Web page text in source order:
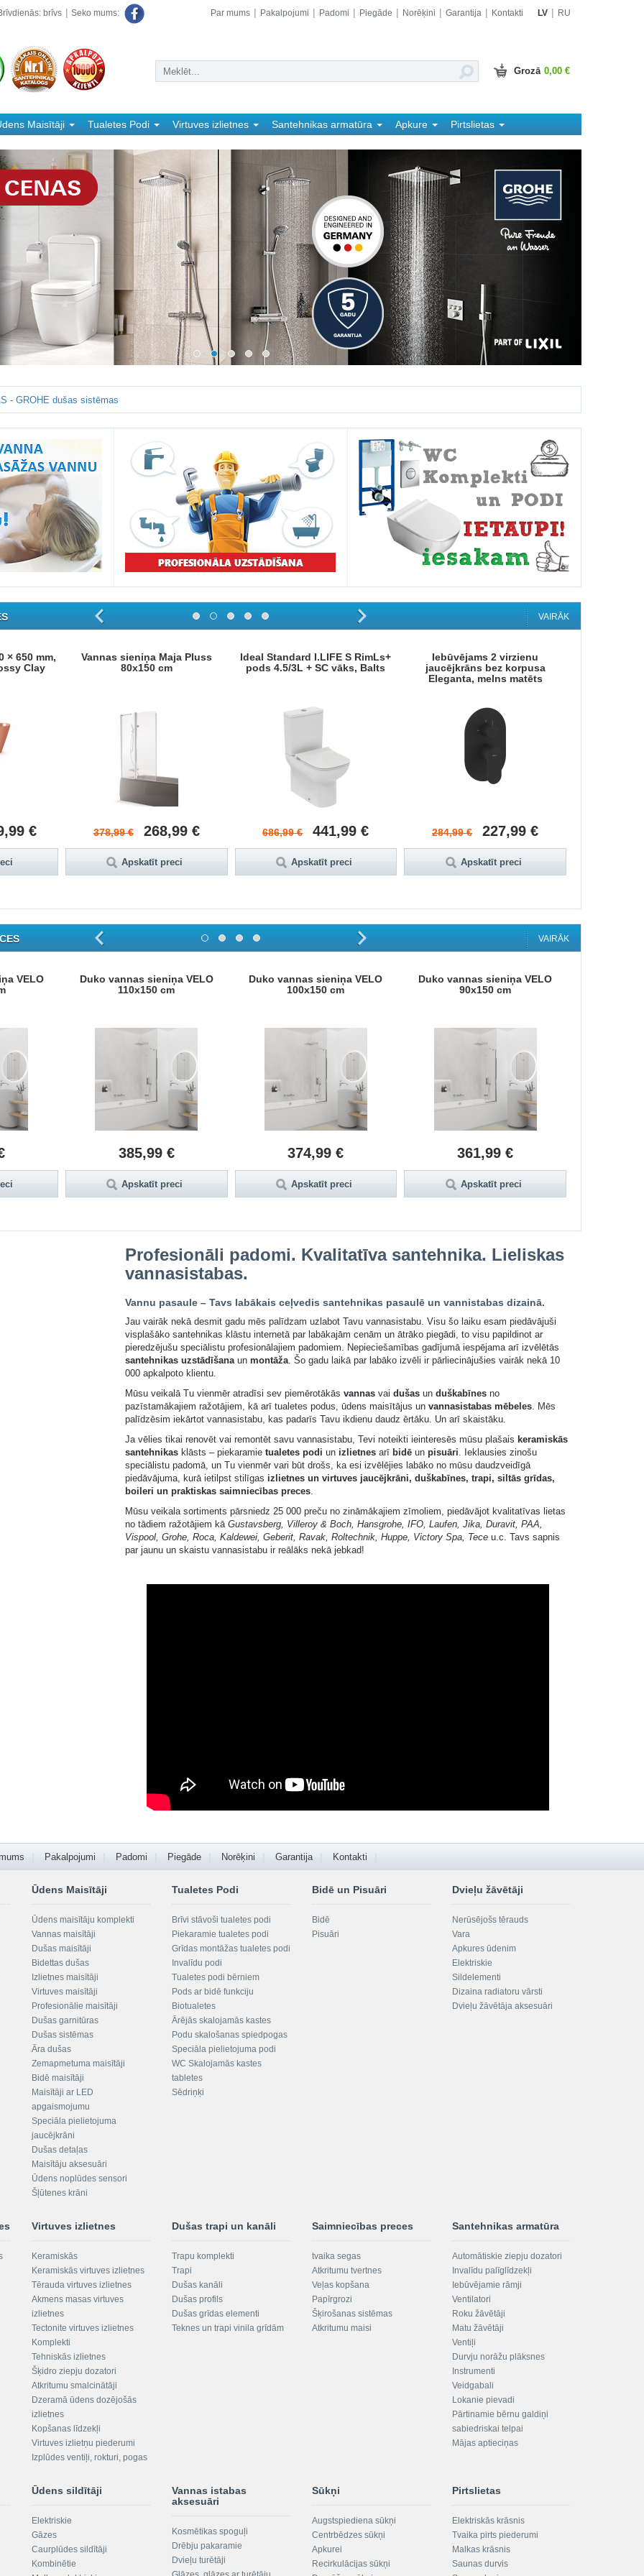
brīvs
Seko mums: Par mums Pakalpojumi Padomi Piegāde Norēķini Garantija Kontakti LV RU
Grozā 0,00 €
Maisītāji Tualetes Podi Virtuves izlietnes Santehnikas armatūra Apkure
Pirtslietas
- GROHE dušas sistēmas
VAIRĀK
× 650 mm,
Clay
€
Vannas sieniņa Maja Pluss
80x150 cm
378,99 € 268,99 €
Apskatīt preci
Ideal Standard I.LIFE S RimLs+
pods 4.5/3L + SC vāks, Balts
686,99 € 441,99 €
Apskatīt preci
Iebūvējams 2 virzienu
jaucējkrāns bez korpusa
Eleganta, melns matēts
284,99 € 227,99 €
Apskatīt preci
VAIRĀK
VELO
Duko vannas sieniņa VELO
110x150 cm
385,99 €
Apskatīt preci
Duko vannas sieniņa VELO
100x150 cm
374,99 €
Apskatīt preci
Duko vannas sieniņa VELO
90x150 cm
361,99 €
Apskatīt preci
Profesionāli padomi. Kvalitatīva santehnika. Lieliskas
vannasistabas.
Vannu pasaule – Tavs labākais ceļvedis santehnikas pasaulē un vannistabas dizainā.
Jau vairāk nekā desmit gadu mēs palīdzam uzlabot Tavu vannasistabu. Visu šo laiku esam piedāvājuši
visplašāko santehnikas klāstu internetā par labākajām cenām un ātrāko piegādi, to visu papildinot ar
pieredzējušu speciālistu profesionālajiem padomiem. Nepieciešamības gadījumā iespējama arī izvēlētās
santehnikas uzstādīšanaun montāža. Šo gadu laikā par labāko izvēli ir pārliecinājušies vairāk nekā 10
000 apkalpoto klientu.
Mūsu veikalā Tu vienmēr atradīsi sev piemērotākās vannasvai dušasun duškabīnesno
pazīstamākajiem ražotājiem, kā arī tualetes podus, ūdens maisītājus un vannasistabas mēbeles. Mēs
palīdzēsim iekārtot vannasistabu, kas padarīs Tavu ikdienu daudz ērtāku. Un arī skaistāku.
Ja vēlies tikai renovēt vai remontēt savu vannasistabu, Tevi noteikti ieinteresēs mūsu plašais keramiskās
santehnikas klāsts – piekaramie tualetes podi un izlietnesarī bidēun pisuāri. Ieklausies zinošu
speciālistu padomā, un Tu vienmēr vari būt drošs, ka esi izvēlējies labāko no mūsu daudzveidīgā
piedāvājuma, kurā ietilpst stilīgas izlietnes un virtuves jaucējkrāni, duškabīnes, trapi, siltās grīdas,
boileri un praktiskas saimniecības preces.
Mūsu veikala sortiments pārsniedz 25 000 preču no zināmākajiem zīmoliem, piedāvājot kvalitatīvas lietas
no tādiem ražotājiem kā Gustavsberg, Villeroy & Boch, Hansgrohe, IFO, Laufen, Jika, Duravit, PAA,
Vispool, Grohe, Roca, Kaldewei, Geberit, Ravak, Roltechnik, Huppe, Victory Spa, Teceu.c. Tavs sapnis
par jaunu un skaistu vannasistabu ir reālāks nekā jebkad!
Pakalpojumi Padomi Piegāde Norēķini Garantija Kontakti
Ūdens Maisītāji
Ūdens maisītāju komplekti
Vannas maisītāji
Dušas maisītāji
Bidettas dušas
Izlietnes maisītāji
Virtuves maisītāji
Profesionālie maisītāji
Dušas garnitūras
Dušas sistēmas
Āra dušas
Zemapmetuma maisītāji
Bidē maisītāji
Maisītāji ar LED
apgaismojumu
Speciāla pielietojuma
jaucējkrāni
Dušas detaļas
Maisītāju aksesuāri
Ūdens noplūdes sensori
Šļūtenes krāni
Tualetes Podi
Brīvi stāvoši tualetes podi
Piekaramie tualetes podi
Grīdas montāžas tualetes podi
Invalīdu podi
Tualetes podi bērniem
Pods ar bidē funkciju
Biotualetes
Ārējās skalojamās kastes
Podu skalošanas spiedpogas
Speciāla pielietojuma podi
WC Skalojamās kastes
tabletes
Sēdriņķi
Bidē un Pisuāri
Bidē
Pisuāri
Dvieļu žāvētāji
Nerūsējošs tērauds
Vara
Apkures ūdenim
Elektriskie
Sildelementi
Dizaina radiatoru vārsti
Dvieļu žāvētāja aksesuāri
Virtuves izlietnes
Keramiskās
Keramiskās virtuves izlietnes
Tērauda virtuves izlietnes
Akmens masas virtuves
izlietnes
Tectonite virtuves izlietnes
Komplekti
Tehniskās izlietnes
Šķidro ziepju dozatori
Atkritumu smalcinātāji
Dzeramā ūdens dozējošās
izlietnes
Kopšanas līdzekļi
Virtuves izlietņu piederumi
Izplūdes ventiļi, rokturi, pogas
Dušas trapi un kanāli
Trapu komplekti
Trapi
Dušas kanāli
Dušas profils
Dušas grīdas elementi
Teknes un trapi vinila grīdām
Saimniecības preces
tvaika segas
Atkritumu tvertnes
Veļas kopšana
Papīrgrozi
Šķirošanas sistēmas
Atkritumu maisi
Santehnikas armatūra
Automātiskie ziepju dozatori
Invalīdu palīglīdzekļi
Iebūvējamie rāmji
Ventilatori
Roku žāvētāji
Matu žāvētāji
Ventiļi
Durvju norāžu plāksnes
Instrumenti
Veidgabali
Lokanie pievadi
Pārtinamie bērnu galdiņi
sabiedriskai telpai
Mājas aptieciņas
Ūdens sildītāji
Elektriskie
Gāzes
Caurplūdes sildītāji
Kombinētie
Vannas istabas
aksesuāri
Kosmētikas spoguļi
Drēbju pakaramie
Dvieļu turētāji
Sūkņi
Augstspiediena sūkņi
Centrbēdzes sūkņi
Apkurei
Recirkulācijas sūkņi
Pirtslietas
Elektriskās krāsnis
Tvaika pirts piederumi
Malkas krāsnis
Saunas durvis